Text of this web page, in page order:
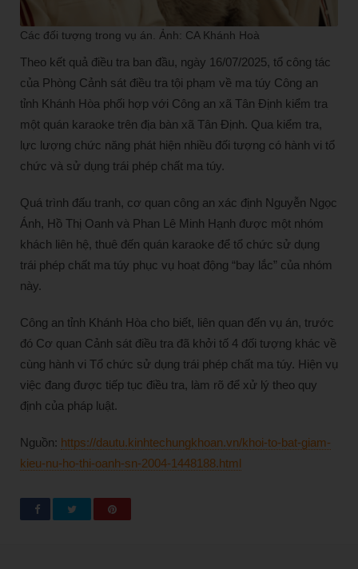
Các đối tượng trong vụ án. Ảnh: CA Khánh Hoà
Theo kết quả điều tra ban đầu, ngày 16/07/2025, tổ công tác
của Phòng Cảnh sát điều tra tội phạm về ma túy Công an
tỉnh Khánh Hòa phối hợp với Công an xã Tân Định kiểm tra
một quán karaoke trên địa bàn xã Tân Định. Qua kiểm tra,
lực lượng chức năng phát hiện nhiều đối tượng có hành vi tổ
chức và sử dụng trái phép chất ma túy.
Quá trình đấu tranh, cơ quan công an xác định Nguyễn Ngọc
Ánh, Hồ Thị Oanh và Phan Lê Minh Hạnh được một nhóm
khách liên hệ, thuê đến quán karaoke để tổ chức sử dụng
trái phép chất ma túy phục vụ hoạt động “bay lắc” của nhóm
này.
Công an tỉnh Khánh Hòa cho biết, liên quan đến vụ án, trước
đó Cơ quan Cảnh sát điều tra đã khởi tố 4 đối tượng khác về
cùng hành vi Tổ chức sử dụng trái phép chất ma túy. Hiện vụ
việc đang được tiếp tục điều tra, làm rõ để xử lý theo quy
định của pháp luật.
Nguồn: https://dautu.kinhtechungkhoan.vn/khoi-to-bat-giam-
kieu-nu-ho-thi-oanh-sn-2004-1448188.html